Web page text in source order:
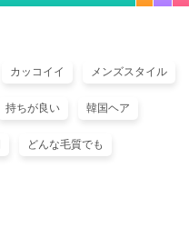
カッコイイ メンズスタイル
持ちが良い 韓国ヘア
どんな毛質でも